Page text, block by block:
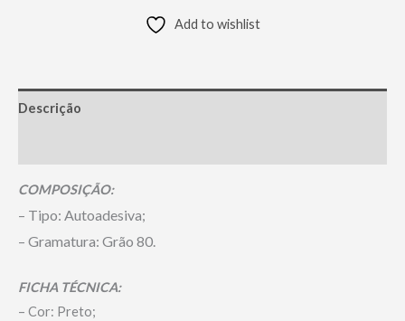
Add to wishlist
Descrição
COMPOSIÇÃO:
– Tipo: Autoadesiva;
– Gramatura: Grão 80.
FICHA TÉCNICA:
– Cor: Preto;